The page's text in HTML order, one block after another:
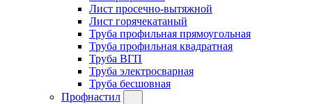
Лист просечно-вытяжной
Лист горячекатаный
Труба профильная прямоугольная
Труба профильная квадратная
Труба ВГП
Труба электросварная
Труба бесшовная
Профнастил